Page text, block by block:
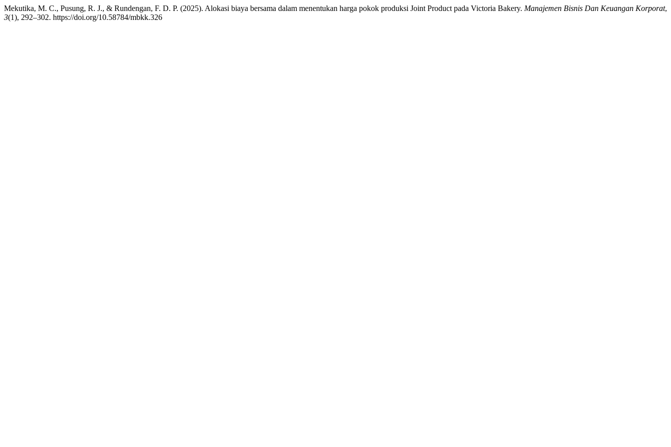
Mekutika, M. C., Pusung, R. J., & Rundengan, F. D. P. (2025). Alokasi biaya bersama dalam menentukan harga pokok produksi Joint Product pada Victoria Bakery. Manajemen Bisnis Dan Keuangan Korporat,
3(1), 292–302. https://doi.org/10.58784/mbkk.326